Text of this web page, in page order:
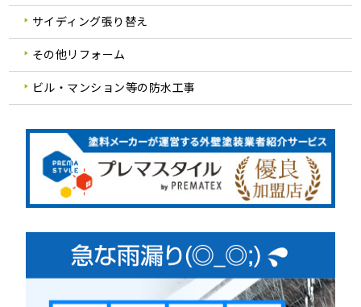
サイディング張り替え
その他リフォーム
ビル・マンション等の防水工事